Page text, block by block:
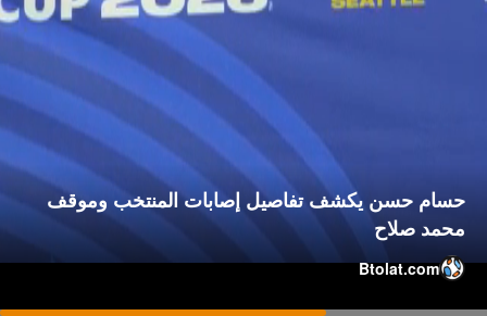
حسام حسن يكشف تفاصيل إصابات المنتخب وموقف
محمد صلاح
Btolat.com